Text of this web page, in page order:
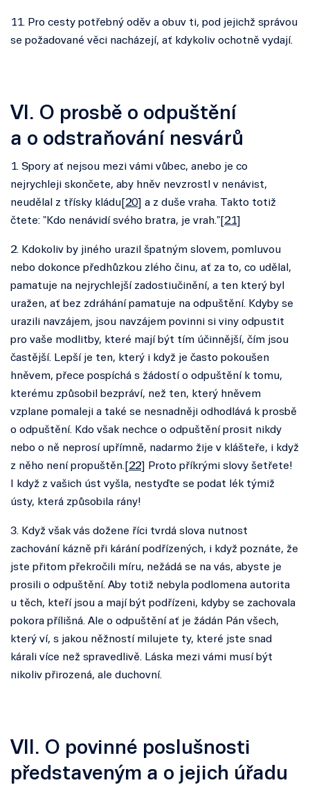
11. Pro cesty potřebný oděv a obuv ti, pod jejichž správou
se požadované věci nacházejí, ať kdykoliv ochotně vydají.
VI. O prosbě o odpuštění
a o odstraňování nesvárů
1. Spory ať nejsou mezi vámi vůbec, anebo je co
nejrychleji skončete, aby hněv nevzrostl v nenávist,
neudělal z třísky kládu[ 20] a z duše vraha. Takto totiž
čtete: "Kdo nenávidí svého bratra, je vrah."[ 21
2. Kdokoliv by jiného urazil špatným slovem, pomluvou
nebo dokonce předhůzkou zlého činu, ať za to, co udělal,
pamatuje na nejrychlejší zadostiučinění, a ten který byl
uražen, ať bez zdráhání pamatuje na odpuštění. Kdyby se
urazili navzájem, jsou navzájem povinni si viny odpustit
pro vaše modlitby, které mají být tím účinnější, čím jsou
častější. Lepší je ten, který i když je často pokoušen
hněvem, přece pospíchá s žádostí o odpuštění k tomu,
kterému způsobil bezpráví, než ten, který hněvem
vzplane pomaleji a také se nesnadněji odhodlává k prosbě
o odpuštění. Kdo však nechce o odpuštění prosit nikdy
nebo o ně neprosí upřímně, nadarmo žije v klášteře, i když
z něho není propuštěn.[ 22 ] Proto příkrými slovy šetřete!
I když z vašich úst vyšla, nestyďte se podat lék týmiž
ústy, která způsobila rány!
3. Když však vás dožene říci tvrdá slova nutnost
zachování kázně při kárání podřízených, i když poznáte, že
jste přitom překročili míru, nežádá se na vás, abyste je
prosili o odpuštění. Aby totiž nebyla podlomena autorita
u těch, kteří jsou a mají být podřízeni, kdyby se zachovala
pokora přílišná. Ale o odpuštění ať je žádán Pán všech,
který ví, s jakou něžností milujete ty, které jste snad
kárali více než spravedlivě. Láska mezi vámi musí být
nikoliv přirozená, ale duchovní.
VII. O povinné poslušnosti
představeným a o jejich úřadu